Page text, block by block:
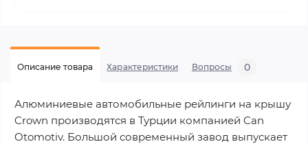
Описание товара Характеристики Вопросы 0
Алюминиевые автомобильные рейлинги на крышу
Crown производятся в Турции компанией Can
Otomotiv. Большой современный завод выпускает